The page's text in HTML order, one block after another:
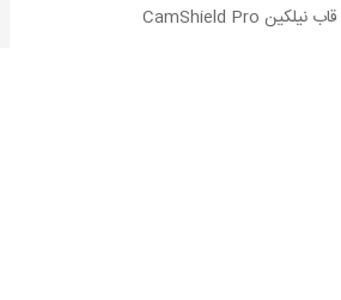
قاب نیلکین CamShield Pro